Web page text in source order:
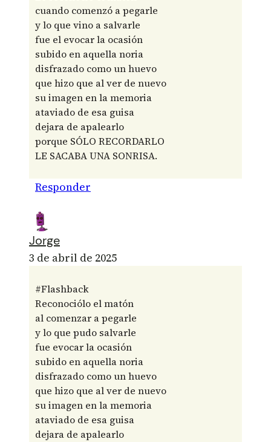
cuando comenzó a pegarle
y lo que vino a salvarle
fue el evocar la ocasión
subido en aquella noria
disfrazado como un huevo
que hizo que al ver de nuevo
su imagen en la memoria
ataviado de esa guisa
dejara de apalearlo
porque SÓLO RECORDARLO
LE SACABA UNA SONRISA.
Responder
Jorge
3 de abril de 2025
#Flashback
Reconociólo el matón
al comenzar a pegarle
y lo que pudo salvarle
fue evocar la ocasión
subido en aquella noria
disfrazado como un huevo
que hizo que al ver de nuevo
su imagen en la memoria
ataviado de esa guisa
dejara de apalearlo